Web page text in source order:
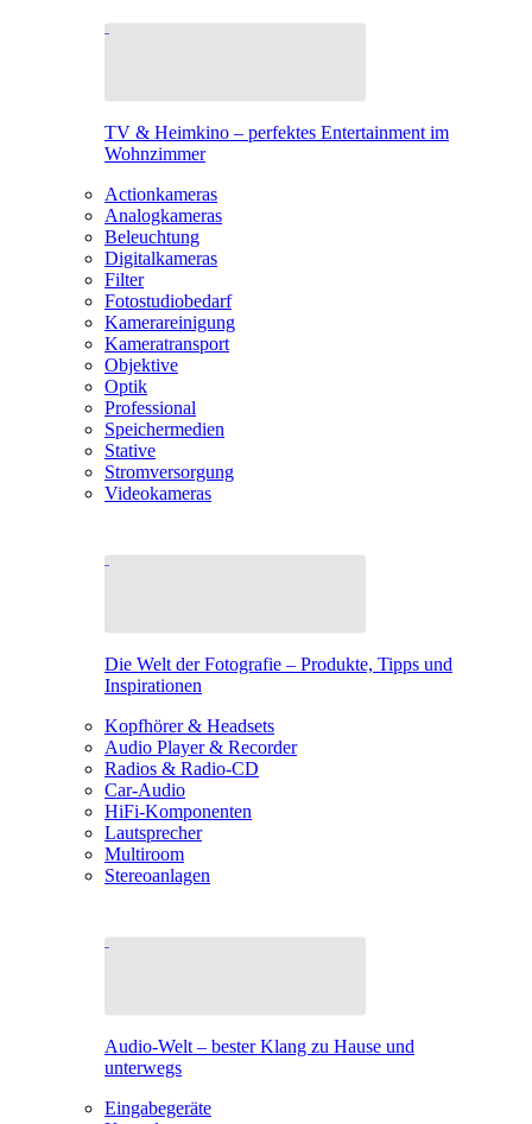
TV & Heimkino – perfektes Entertainment im
Wohnzimmer
Actionkameras
Analogkameras
Beleuchtung
Digitalkameras
Filter
Fotostudiobedarf
Kamerareinigung
Kameratransport
Objektive
Optik
Professional
Speichermedien
Stative
Stromversorgung
Videokameras
Die Welt der Fotografie – Produkte, Tipps und
Inspirationen
Kopfhörer & Headsets
Audio Player & Recorder
Radios & Radio-CD
Car-Audio
HiFi-Komponenten
Lautsprecher
Multiroom
Stereoanlagen
Audio-Welt – bester Klang zu Hause und
unterwegs
Eingabegeräte